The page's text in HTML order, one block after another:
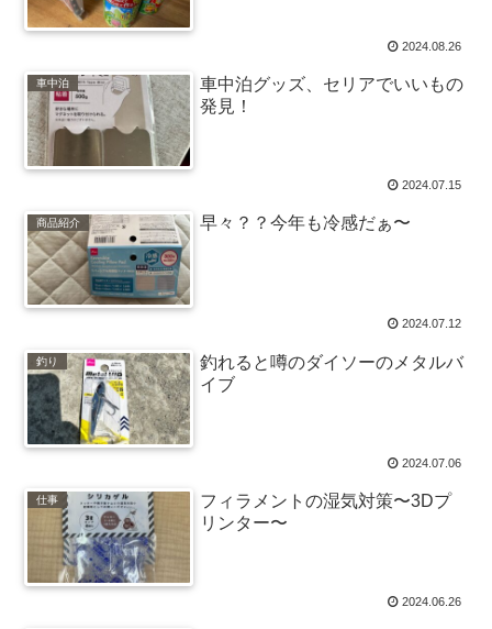
2024.08.26
車中泊
車中泊グッズ、セリアでいいもの
発見！
2024.07.15
商品紹介 早々？？今年も冷感だぁ〜
2024.07.12
釣り
釣れると噂のダイソーのメタルバ
イブ
2024.07.06
仕事
フィラメントの湿気対策〜3Dプ
リンター〜
2024.06.26